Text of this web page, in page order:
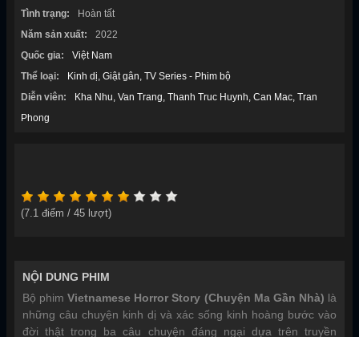
Tình trạng:
Hoàn tất
Năm sản xuất:
2022
Quốc gia:
Việt Nam
Thể loại:
Kinh dị Giật gân TV Series - Phim bộ
Diễn viên:
Kha Nhu Van Trang Thanh Truc Huynh Can Mac Tran
Phong
(7.1 điểm / 45 lượt)
NỘI DUNG PHIM
Bộ phimVietnamese Horror Story (Chuyện Ma Gần Nhà) là
những câu chuyện kinh dị và xác sống kinh hoàng bước vào
đời thật trong ba câu chuyện đáng ngại dựa trên truyền